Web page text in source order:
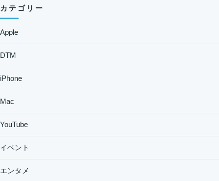
カテゴリー
Apple
DTM
iPhone
Mac
YouTube
イベント
エンタメ